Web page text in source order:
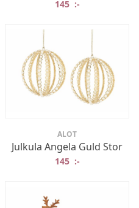
145 :-
ALOT
Julkula Angela Guld Stor
145 :-